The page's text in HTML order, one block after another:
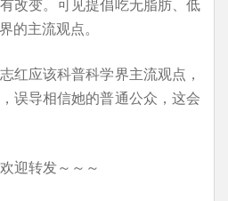
的主流观点。
红应该科普科学界主流观点，
误导相信她的普通公众，这会
迎转发～～～